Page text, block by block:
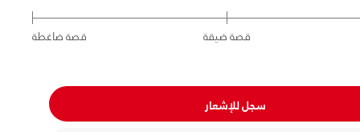
قصة ضيقة قصة ضاغطة
سجل للإشعار